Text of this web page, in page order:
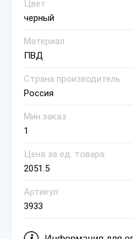
Цвет
черный
Материал
ПВД
Страна производитель
Россия
Мин.заказ
1
Цена за ед. товара:
2051.5
Артикул:
3933